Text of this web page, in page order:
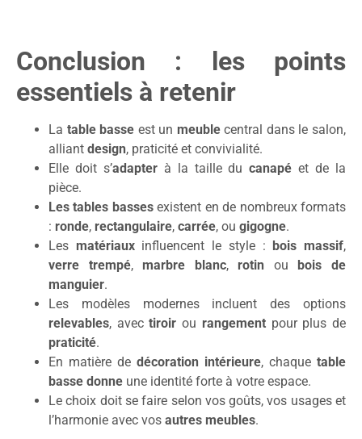
Conclusion : les points
essentiels à retenir
La table basse est un meublecentral dans le salon,
alliant design, praticité et convivialité.
Elle doit s’adapterà la taille ducanapé et de la
pièce.
Les tables bassesexistent en de nombreux formats
: ronde, rectangulaire, carrée, ou gigogne.
Les matériauxinfluencent le style : bois massif,
verre trempé, marbre blanc, rotin ou bois de
manguier.
Les modèles modernes incluent des options
relevables, avectiroir ou rangementpour plus de
praticité.
En matière de décoration intérieure, chaque table
basse donne une identité forte à votre espace.
Le choix doit se faire selon vos goûts, vos usages et
l’harmonie avec vos autres meubles.